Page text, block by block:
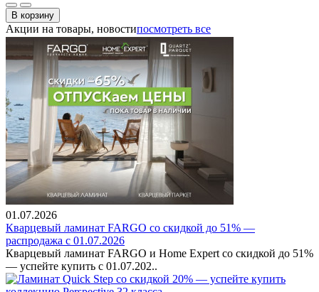
В корзину
Акции на товары, новостипосмотреть все
01.07.2026
Кварцевый ламинат FARGO со скидкой до 51% —
распродажа с 01.07.2026
Кварцевый ламинат FARGO и Home Expert со скидкой до 51%
— успейте купить с 01.07.202..